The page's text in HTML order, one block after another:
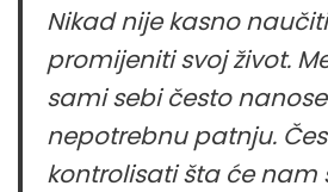
Nikad nije kasno
promijeniti svoj život.
sami sebi često
nepotrebnu patnju.
kontrolisati šta će nam